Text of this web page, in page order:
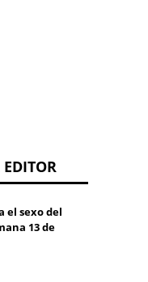
el sexo del
13 de